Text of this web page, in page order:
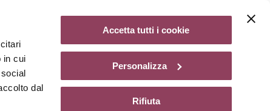
in cui
dal
Accetta tutti i cookie
Personalizza
Rifiuta
Aggiungi al carrello